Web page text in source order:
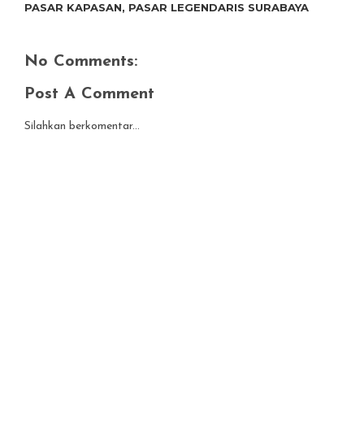
PASAR KAPASAN, PASAR LEGENDARIS SURABAYA
No Comments:
Post A Comment
Silahkan berkomentar...